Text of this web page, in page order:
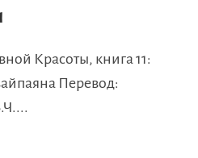
Красоты, книга 11:
Перевод: